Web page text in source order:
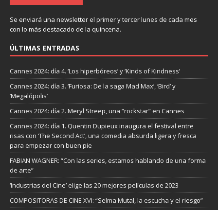
Se enviará una newsletter el primer y tercer lunes de cada mes
con lo más destacado de la quincena.
ÚLTIMAS ENTRADAS
Cannes 2024: día 4. ‘Los hiperbóreos’ y ‘Kinds of Kindness’
Cannes 2024: día 3. ‘Furiosa: De la saga Mad Max’, ‘Bird’ y
‘Megalópolis’
Cannes 2024: día 2. Meryl Streep, una “rockstar” en Cannes
Cannes 2024: día 1. Quentin Dupieux inaugura el festival entre
risas con ‘The Second Act’, una comedia absurda ligera y fresca
para empezar con buen pie
FABIAN WAGNER: “Con las series, estamos hablando de una forma
de arte”
‘Industrias del Cine’ elige las 20 mejores películas de 2023
COMPOSITORAS DE CINE XVI: “Selma Mutal, la escucha y el riesgo”